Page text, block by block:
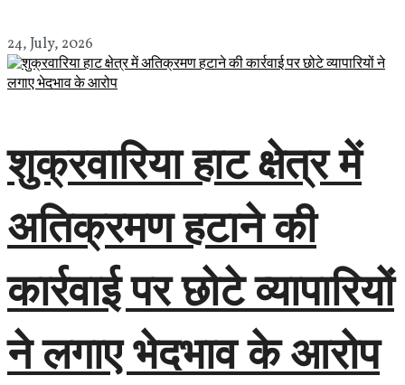
24, July, 2026
शुक्रवारिया हाट क्षेत्र में
अतिक्रमण हटाने की
कार्रवाई पर छोटे व्यापारियों
ने लगाए भेदभाव के आरोप